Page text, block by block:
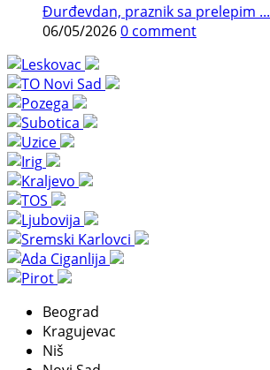
Đurđevdan, praznik sa prelepim ...
06/05/20260 comment
Beograd
Kragujevac
Niš